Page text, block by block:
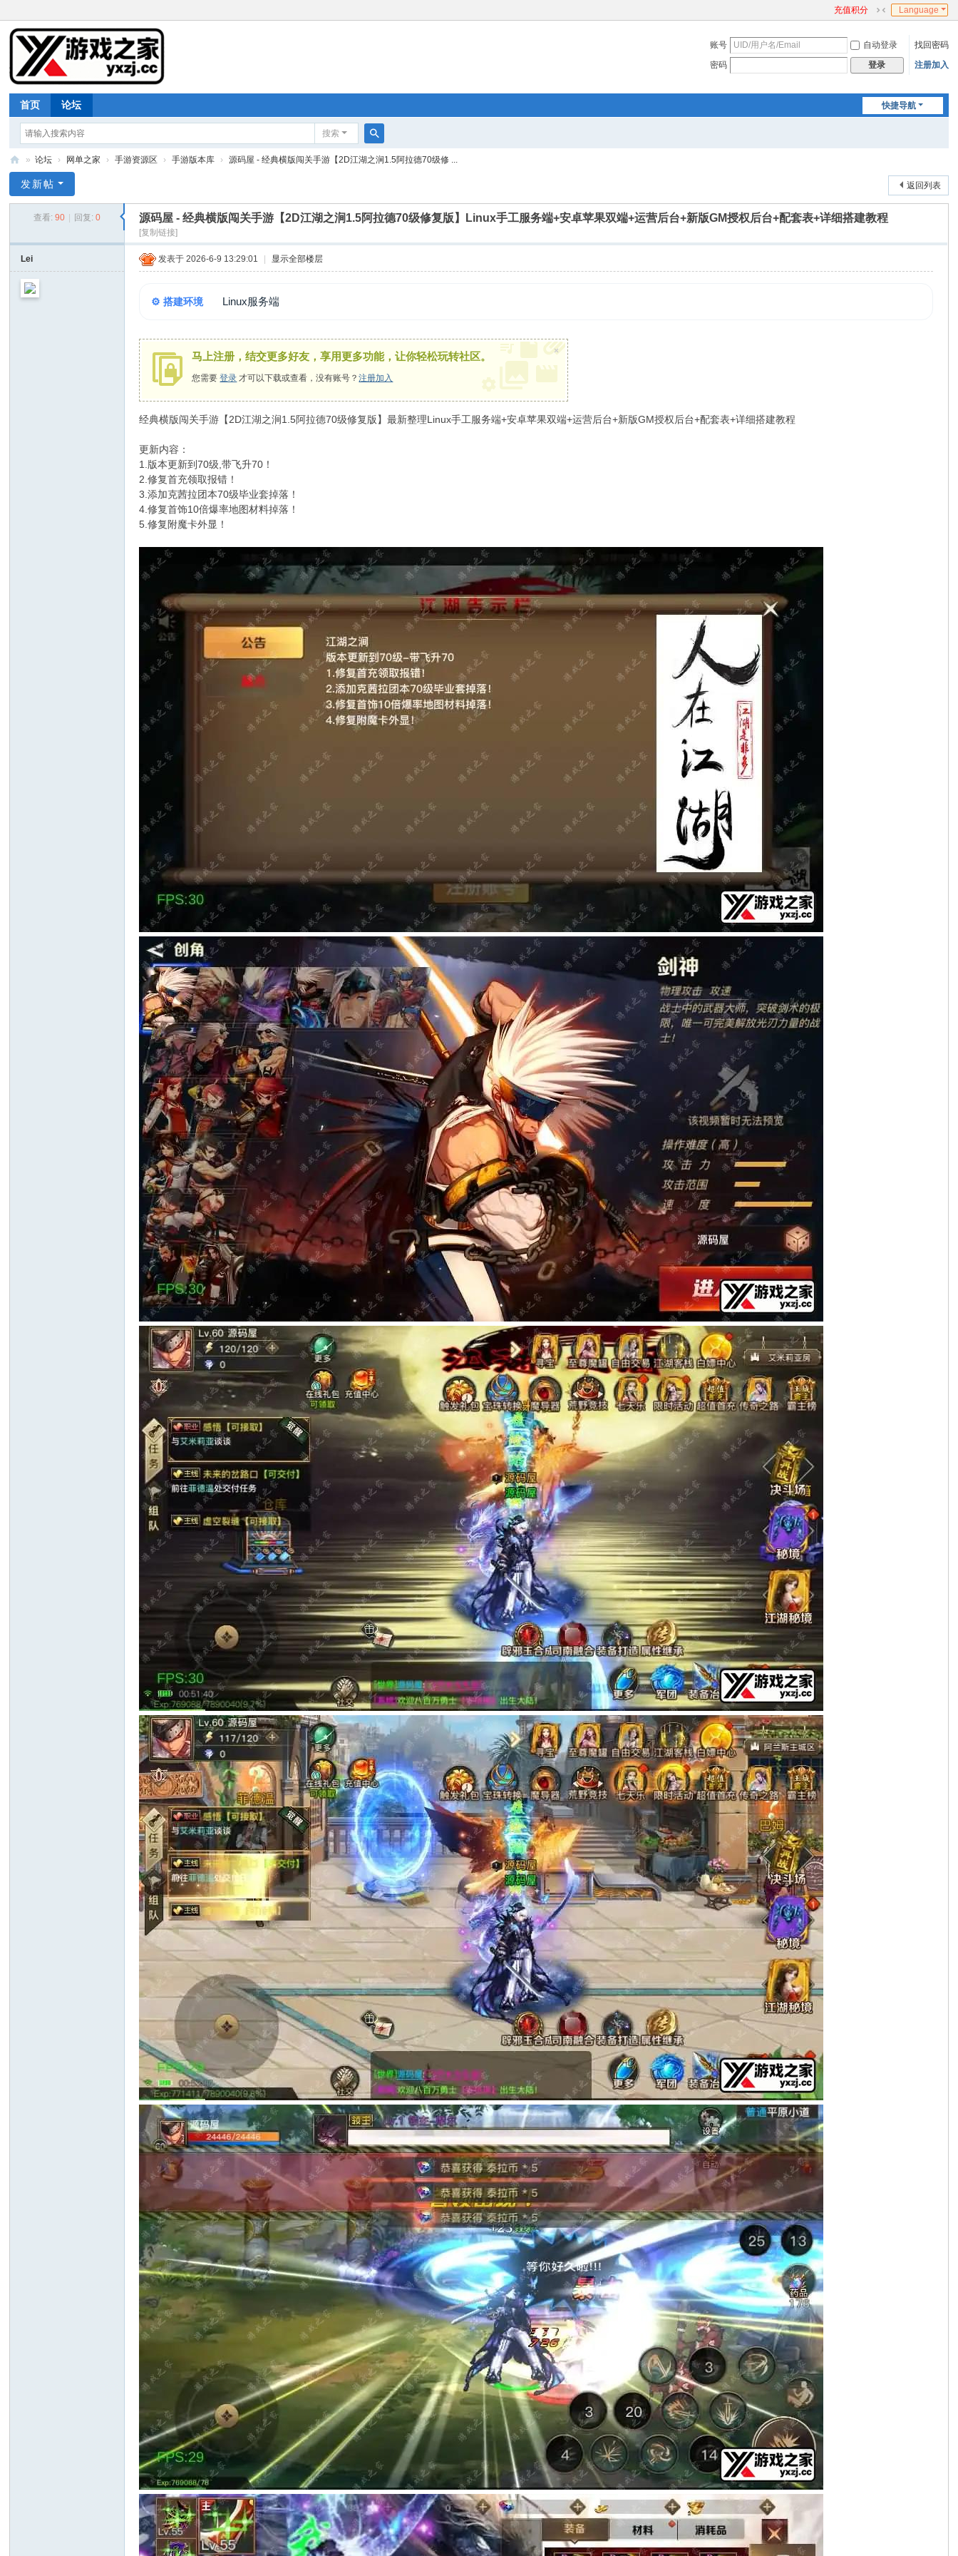
充值积分
切
到
窄
版
Language
账号 自动登录
找回密码
密码
登录 注册加入
快捷导航
首页 论坛
搜索
搜
戏
家
» 论坛 › 网单之家 › 手游资源区 › 手游版本库 › 源码屋 - 经典横版闯关手游【2D江湖之涧1.5阿拉德70级修 ...
返回列表
发新帖
查看: 90 回复: 0 源码屋 - 经典横版闯关手游【2D江湖之涧1.5阿拉德70级修复版】Linux手工服务端+安卓苹果双端+运营后台+新版GM授权后台+配套表+详细搭建教程
[复制链接]
Lei 发表于 2026-6-9 13:29:01 显示全部楼层
⚙️ 搭建环境 Linux服务端
马上注册，结交更多好友，享用更多功能，让你轻松玩转社区。
您需要登录 才可以下载或查看，没有账号？注册加入
×
经典横版闯关手游【2D江湖之涧1.5阿拉德70级修复版】最新整理Linux手工服务端+安卓苹果双端+运营后台+新版GM授权后台+配套表+详细搭建教程
更新内容：
1.版本更新到70级,带飞升70！
2.修复首充领取报错！
3.添加克茜拉团本70级毕业套掉落！
4.修复首饰10倍爆率地图材料掉落！
5.修复附魔卡外显！